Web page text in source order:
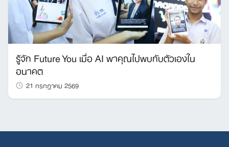
รู้จัก Future You เมื่อ AI พาคุณไปพบกับตัวเองใน
อนาคต
21 กรกฎาคม 2569